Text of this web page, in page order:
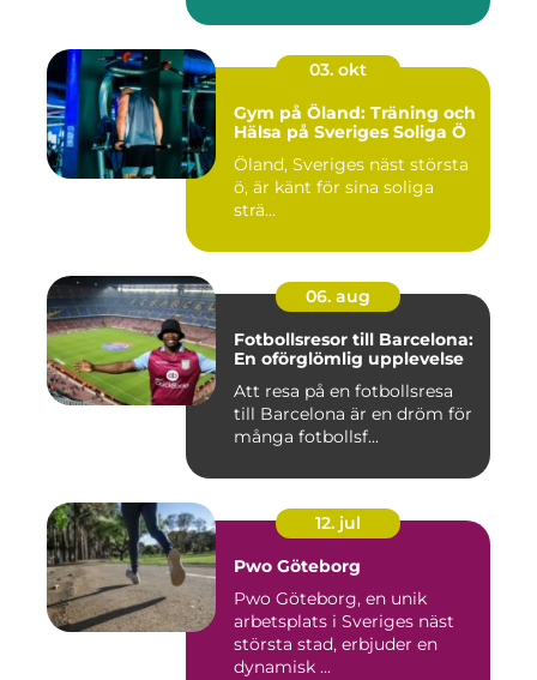
03. okt
Gym på Öland: Träning och
Hälsa på Sveriges Soliga Ö
Öland, Sveriges näst största
ö, är känt för sina soliga
strä...
06. aug
Fotbollsresor till Barcelona:
En oförglömlig upplevelse
Att resa på en fotbollsresa
till Barcelona är en dröm för
många fotbollsf...
12. jul
Pwo Göteborg
Pwo Göteborg, en unik
arbetsplats i Sveriges näst
största stad, erbjuder en
dynamisk ...